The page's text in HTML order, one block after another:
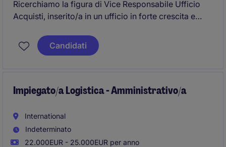
Ricerchiamo la figura di Vice Responsabile Ufficio
Acquisti, inserito/a in un ufficio in forte crescita e
Candidati
Impiegato/a Logistica - Amministrativo/a
International
Indeterminato
22.000EUR - 25.000EUR per anno